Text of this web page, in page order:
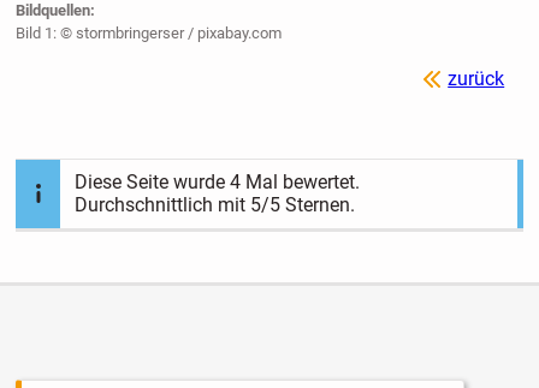
Bildquellen:
Bild 1: © stormbringerser / pixabay.com
zurück
Diese Seite wurde4 Mal bewertet.
Durchschnittlich mit 5/5 Sternen.